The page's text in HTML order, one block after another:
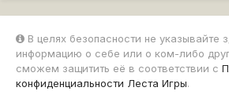
В целях безопасности не указывайте
информацию о себе или о ком-либо
сможем защитить её в соответствии с
конфиденциальности Леста Игры.